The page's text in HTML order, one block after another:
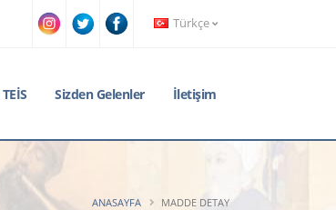
Türkçe
Sizden Gelenler İletişim
ANASAYFA MADDE DETAY